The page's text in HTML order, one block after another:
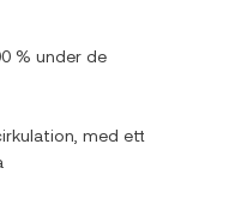
% under de
med ett